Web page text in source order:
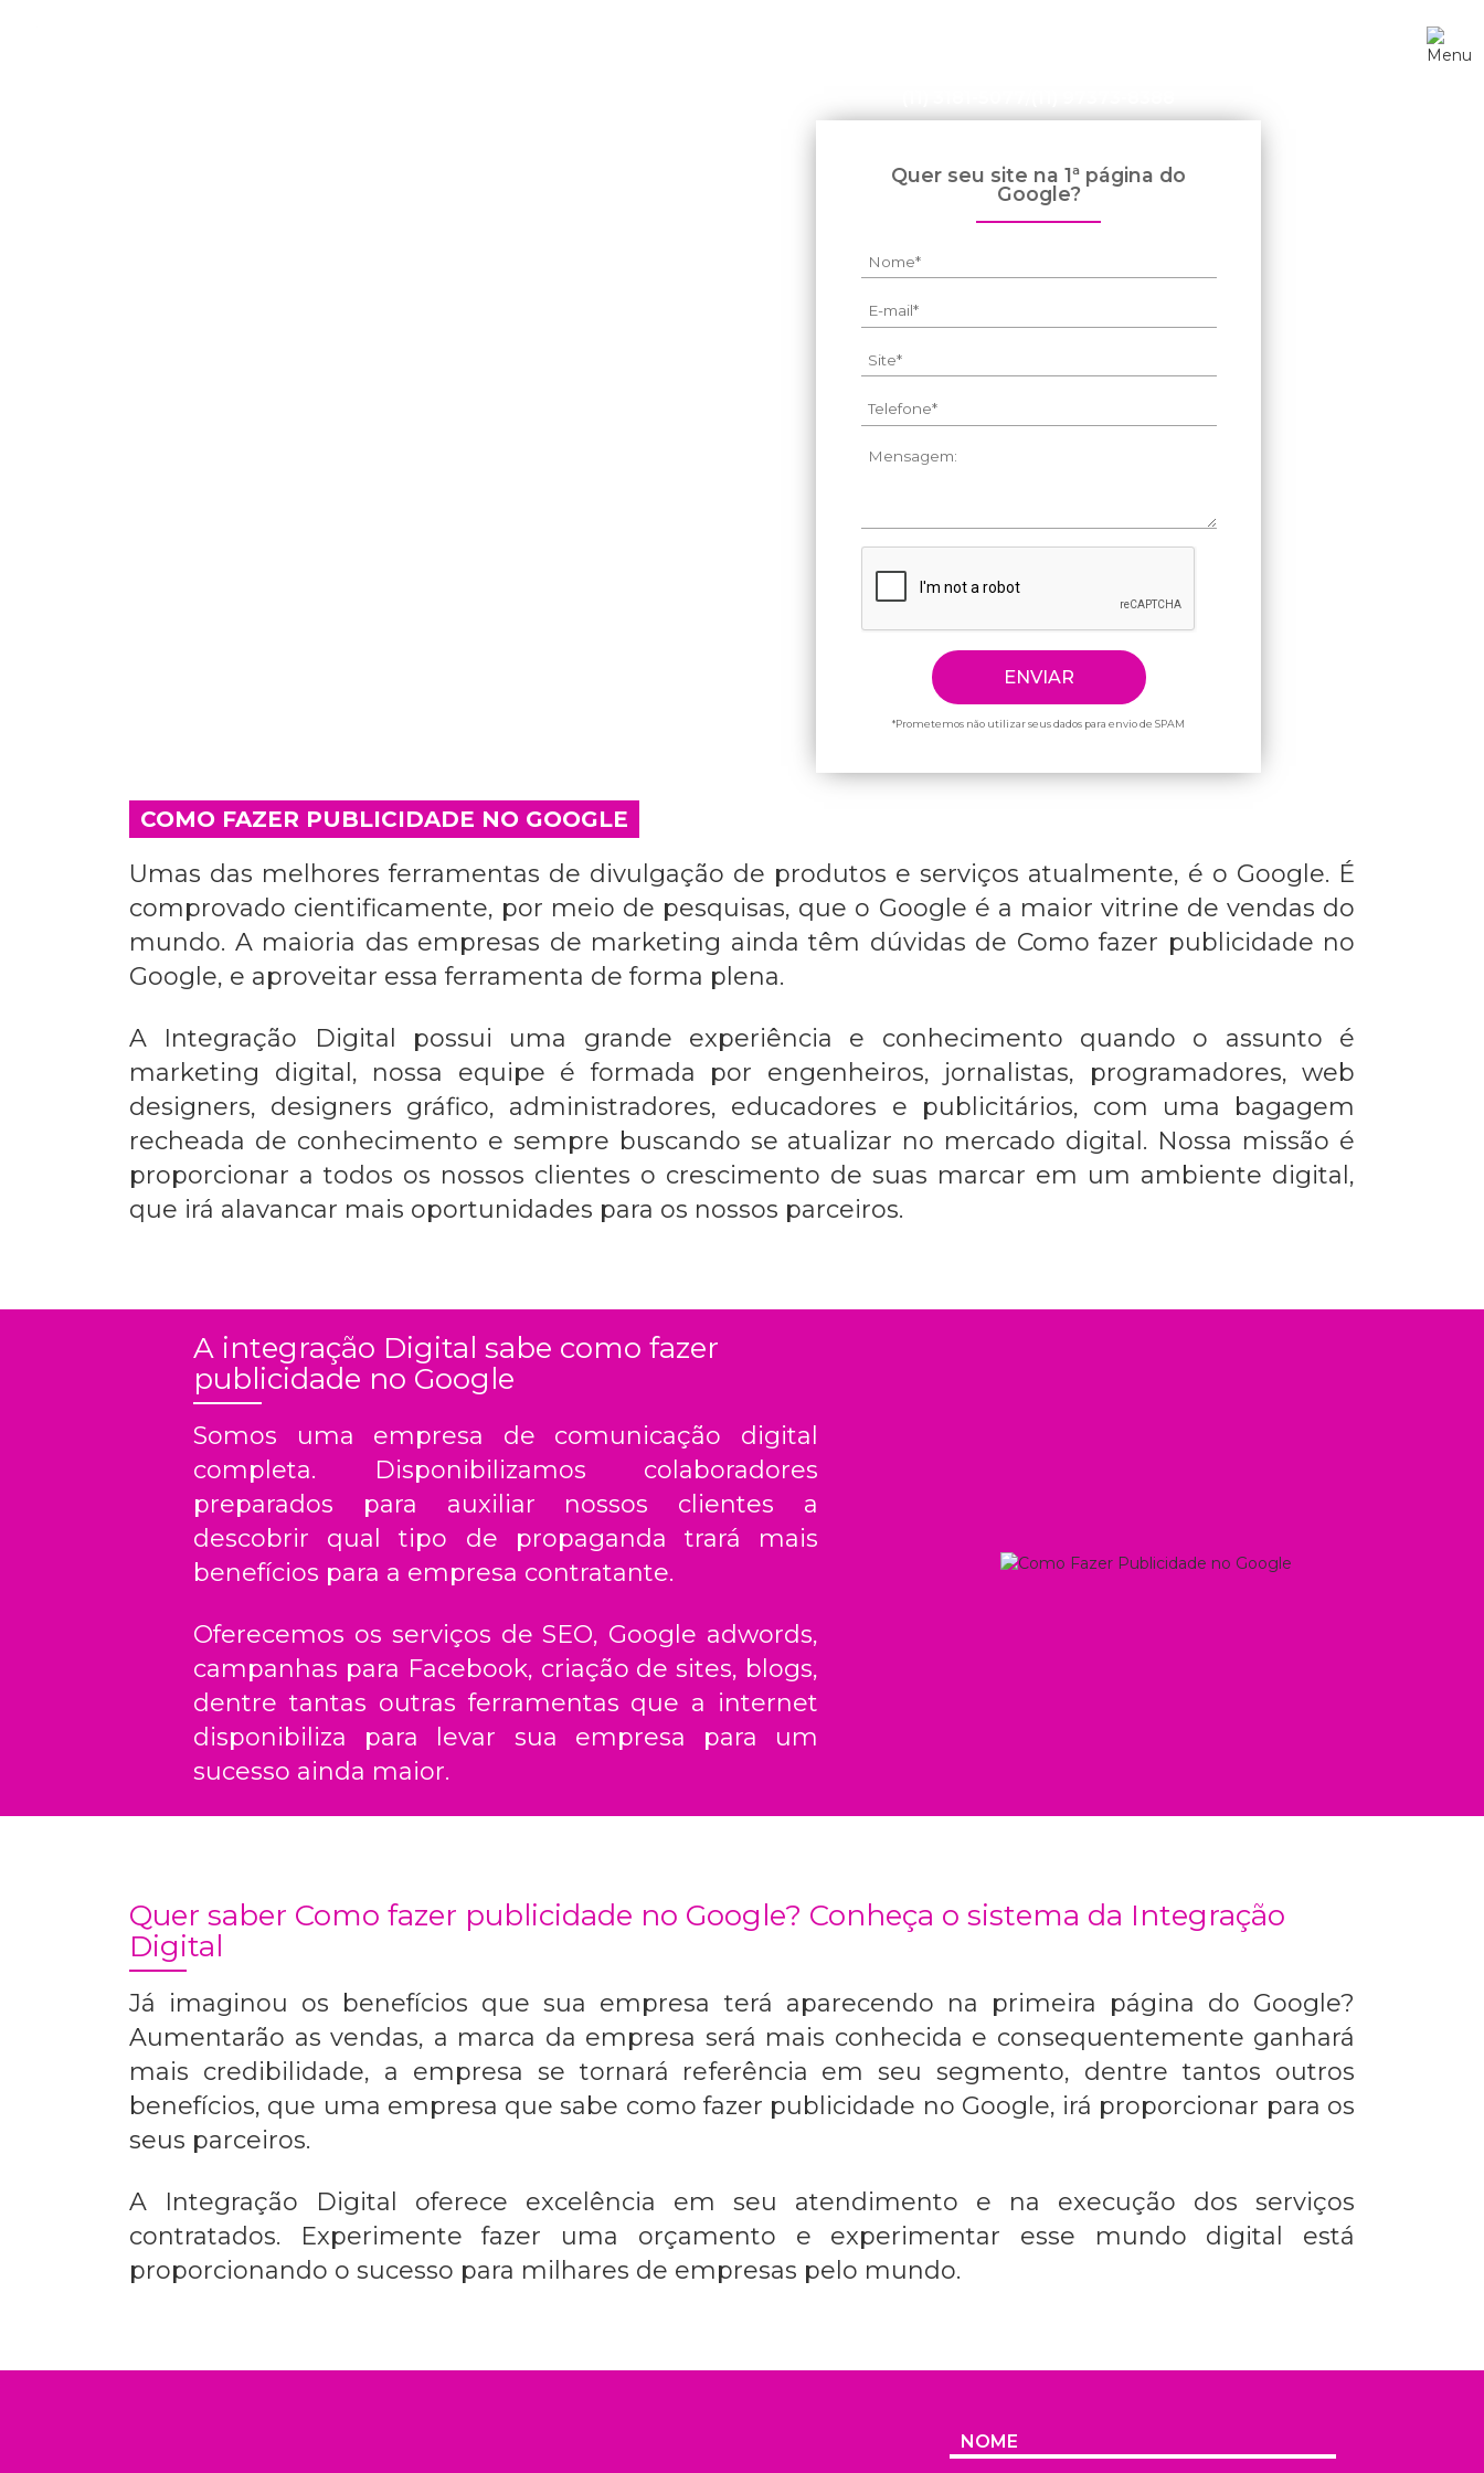
*Prometemos não utilizar seus dados para envio de SPAM
COMO FAZER PUBLICIDADE NO GOOGLE
Umas das melhores ferramentas de divulgação de produtos e serviços atualmente, é o Google. É
comprovado cientificamente, por meio de pesquisas, que o Google é a maior vitrine de vendas do
mundo. A maioria das empresas de marketing ainda têm dúvidas de Como fazer publicidade no
Google, e aproveitar essa ferramenta de forma plena.
A Integração Digital possui uma grande experiência e conhecimento quando o assunto é
marketing digital, nossa equipe é formada por engenheiros, jornalistas, programadores, web
designers, designers gráfico, administradores, educadores e publicitários, com uma bagagem
recheada de conhecimento e sempre buscando se atualizar no mercado digital. Nossa missão é
proporcionar a todos os nossos clientes o crescimento de suas marcar em um ambiente digital,
que irá alavancar mais oportunidades para os nossos parceiros.
A integração Digital sabe como fazer
publicidade no Google
Somos uma empresa de comunicação digital
completa. Disponibilizamos colaboradores
preparados para auxiliar nossos clientes a
descobrir qual tipo de propaganda trará mais
benefícios para a empresa contratante.
Oferecemos os serviços de SEO, Google adwords,
campanhas para Facebook, criação de sites, blogs,
dentre tantas outras ferramentas que a internet
disponibiliza para levar sua empresa para um
sucesso ainda maior.
Quer saber Como fazer publicidade no Google? Conheça o sistema da Integração
Digital
Já imaginou os benefícios que sua empresa terá aparecendo na primeira página do Google?
Aumentarão as vendas, a marca da empresa será mais conhecida e consequentemente ganhará
mais credibilidade, a empresa se tornará referência em seu segmento, dentre tantos outros
benefícios, que uma empresa que sabe como fazer publicidade no Google, irá proporcionar para os
seus parceiros.
A Integração Digital oferece excelência em seu atendimento e na execução dos serviços
contratados. Experimente fazer uma orçamento e experimentar esse mundo digital está
proporcionando o sucesso para milhares de empresas pelo mundo.